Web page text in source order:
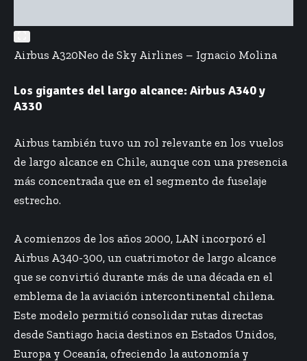
Airbus A320Neo de Sky Airlines – Ignacio Molina
Los gigantes del largo alcance: Airbus A340 y
A330
Airbus también tuvo un rol relevante en los vuelos
de largo alcance en Chile, aunque con una presencia
más concentrada que en el segmento de fuselaje
estrecho.
A comienzos de los años 2000, LAN incorporó el
Airbus A340-300, un cuatrimotor de largo alcance
que se convirtió durante más de una década en el
emblema de la aviación intercontinental chilena.
Este modelo permitió consolidar rutas directas
desde Santiago hacia destinos en Estados Unidos,
Europa y Oceanía, ofreciendo la autonomía y